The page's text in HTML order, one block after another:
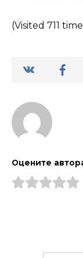
(Visited 711
Оцените